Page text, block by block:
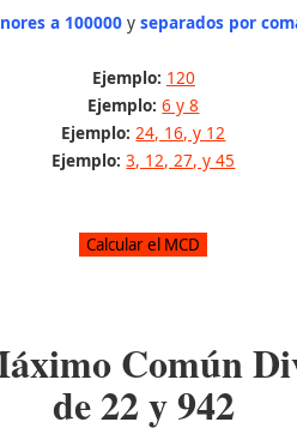
a 100000y separados por
Ejemplo: 120
Ejemplo: 6 y 8
Ejemplo: 24, 16, y 12
Ejemplo: 3, 12, 27, y 45
Común
de22y942